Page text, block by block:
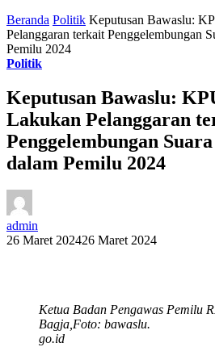
Beranda Politik Keputusan Bawaslu:
Pelanggaran terkait Penggelembungan
Pemilu 2024
Politik
Keputusan Bawaslu:
Lakukan Pelanggaran
Penggelembungan
dalam Pemilu 2024
admin
26 Maret 202426 Maret 2024
Ketua Badan Pengawas Pemilu
Bagja,Foto: bawaslu.
go.id